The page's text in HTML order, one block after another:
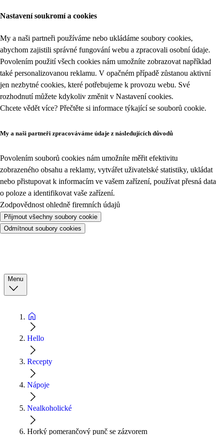
Nastavení soukromí a cookies
My a naši partneři používáme nebo ukládáme soubory cookies,
abychom zajistili správné fungování webu a zpracovali osobní údaje.
Povolením použití všech cookies nám umožníte zobrazovat například
také personalizovanou reklamu. V opačném případě zůstanou aktivní
jen nezbytné cookies, které potřebujeme k provozu webu. Své
rozhodnutí můžete kdykoliv změnit v Nastavení cookies.
Chcete vědět více? Přečtěte si informace týkající se souborů cookie.
My a naši partneři zpracováváme údaje z následujících důvodů
Povolením souborů cookies nám umožníte měřit efektivitu
zobrazeného obsahu a reklamy, vytvářet uživatelské statistiky, ukládat
nebo přistupovat k informacím ve vašem zařízení, používat přesná data
o poloze a identifikovat vaše zařízení.
Zodpovědnost ohledně firemních údajů
Přijmout všechny soubory cookie
Odmítnout soubory cookies
Menu
Hello
Recepty
Nápoje
Nealkoholické
Horký pomerančový punč se zázvorem